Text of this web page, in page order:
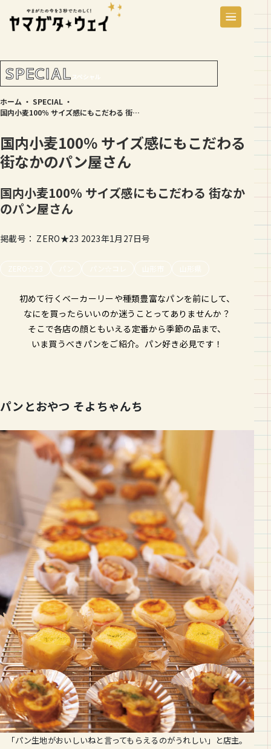
SPECIAL スペシャル
ホーム ・ SPECIAL ・
国内小麦100％ サイズ感にもこだわる 街なかのパン屋さん
国内小麦100％ サイズ感にもこだわる
街なかのパン屋さん
国内小麦100％ サイズ感にもこだわる 街なか
のパン屋さん
掲載号： ZERO★23 2023年1月27日号
ZERO☆23 パン☆コレ 山形市 山形県
初めて行くベーカーリーや種類豊富なパンを前にして、
なにを買ったらいいのか迷うことってありませんか？
そこで各店の顔ともいえる定番から季節の品まで、
いま買うべきパンをご紹介。パン好き必見です！
パンとおやつ そよちゃんち
「パン生地がおいしいねと言ってもらえるのがうれしい」と店主。